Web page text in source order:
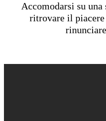
Accomodarsi su una
ritrovare il piacere